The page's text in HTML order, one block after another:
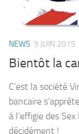
NEWS 9 JUIN 2015
Bientôt la
C’est la société
bancaire
à l’effigie des
décidément !